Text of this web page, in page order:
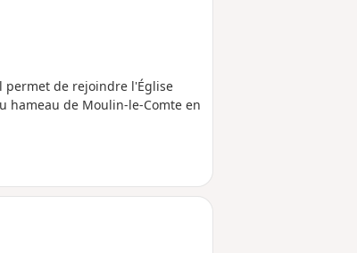
permet de rejoindre l'Église
hameau de Moulin-le-Comte en